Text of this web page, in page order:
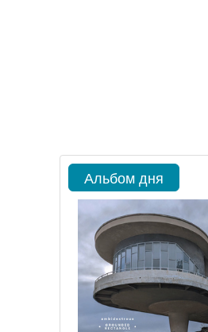
Альбом дня